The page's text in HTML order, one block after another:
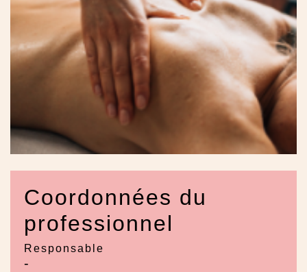
Coordonnées du
professionnel
Responsable
-